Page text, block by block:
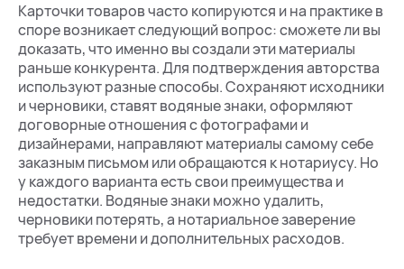
Карточки товаров часто копируются и на практике в
споре возникает следующий вопрос: сможете ли вы
доказать, что именно вы создали эти материалы
раньше конкурента. Для подтверждения авторства
используют разные способы. Сохраняют исходники
и черновики, ставят водяные знаки, оформляют
договорные отношения с фотографами и
дизайнерами, направляют материалы самому себе
заказным письмом или обращаются к нотариусу. Но
у каждого варианта есть свои преимущества и
недостатки. Водяные знаки можно удалить,
черновики потерять, а нотариальное заверение
требует времени и дополнительных расходов.